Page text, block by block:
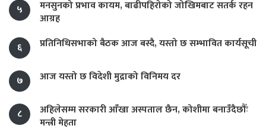
५
मनसुनको प्रभाव कायम, बाढीपहिरोको जोखिमबाट सतर्क रहन
आग्रह
६
प्रतिनिधिसभाको बैठक आज बस्दै, यस्तो छ सम्भावित कार्यसूची
७ आज यस्तो छ विदेशी मुद्राको विनिमय दर
८
अहिलेसम्म सरकारी आँखा अस्पताल छैन, कोशीमा बनाउँदैछौँः
मन्त्री मेहता